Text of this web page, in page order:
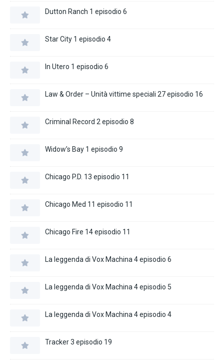
Dutton Ranch 1 episodio 6
Star City 1 episodio 4
In Utero 1 episodio 6
Law & Order – Unità vittime speciali 27 episodio 16
Criminal Record 2 episodio 8
Widow’s Bay 1 episodio 9
Chicago P.D. 13 episodio 11
Chicago Med 11 episodio 11
Chicago Fire 14 episodio 11
La leggenda di Vox Machina 4 episodio 6
La leggenda di Vox Machina 4 episodio 5
La leggenda di Vox Machina 4 episodio 4
Tracker 3 episodio 19